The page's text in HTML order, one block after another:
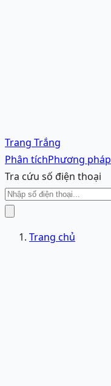
Trang Trắng
Phân tíchPhương pháp
Tra cứu số điện thoại
Trang chủ